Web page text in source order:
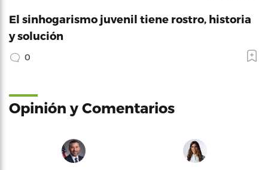
El sinhogarismo juvenil tiene rostro, historia
y solución
0
Opinión y Comentarios